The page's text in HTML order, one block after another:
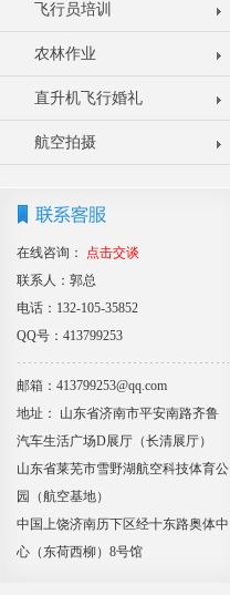
飞行员培训
农林作业
直升机飞行婚礼
航空拍摄
在线咨询：
点击交谈
联系人：郭总
电话：132-105-35852
QQ号：413799253
邮箱：413799253@qq.com
地址： 山东省济南市平安南路齐鲁
汽车生活广场D展厅（长清展厅）
山东省莱芜市雪野湖航空科技体育公
园（航空基地）
中国上饶济南历下区经十东路奥体中
心（东荷西柳）8号馆